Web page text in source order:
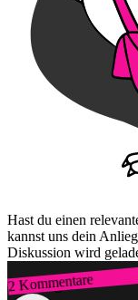
Hast du einen
kannst uns dein
Diskussion wird
2 Kommentare
Zum Login